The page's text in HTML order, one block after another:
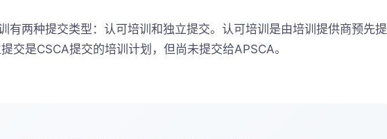
有两种提交类型：认可培训和独立提交。认可培训是由培训提供商预先提
交是CSCA提交的培训计划，但尚未提交给APSCA。